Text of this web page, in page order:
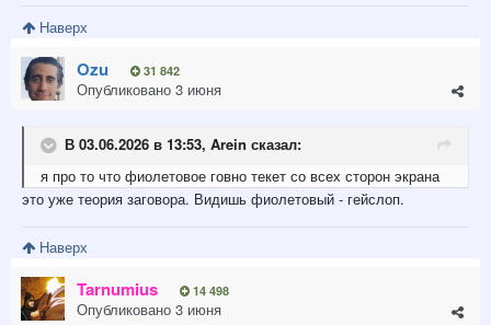
Наверх
Ozu 31 842
Опубликовано 3 июня
В 03.06.2026 в 13:53, Arein сказал:
я про то что фиолетовое говно текет со всех сторон экрана
это уже теория заговора. Видишь фиолетовый - гейслоп.
Наверх
Tarnumius 14 498
Опубликовано 3 июня